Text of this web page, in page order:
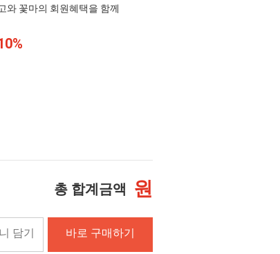
와 꽃마의 회원혜택을 함께
총 합계금액 원
담기 바로 구매하기